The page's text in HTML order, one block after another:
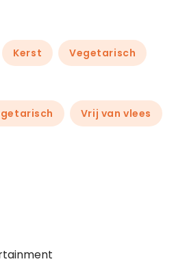
Kerst Vegetarisch
Vrij van vlees